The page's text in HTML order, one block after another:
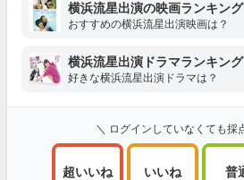
横浜流星出演の映画ランキング
おすすめの横浜流星出演映画は？
横浜流星出演ドラマランキング
好きな横浜流星出演ドラマは？
＼ ログインしていなくても採
超いいね いいね 普